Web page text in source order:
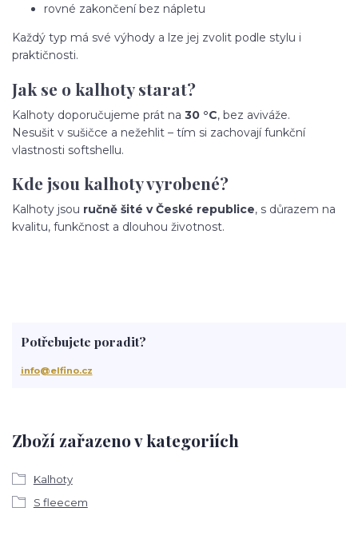
rovné zakončení bez nápletu
Každý typ má své výhody a lze jej zvolit podle stylu i
praktičnosti.
Jak se o kalhoty starat?
Kalhoty doporučujeme prát na 30 °C, bez aviváže.
Nesušit v sušičce a nežehlit – tím si zachovají funkční
vlastnosti softshellu.
Kde jsou kalhoty vyrobené?
Kalhoty jsou ručně šité v České republice, s důrazem na
kvalitu, funkčnost a dlouhou životnost.
Zboží zařazeno v kategoriích
Kalhoty
S fleecem
Potřebujete poradit?
info@elfino.cz